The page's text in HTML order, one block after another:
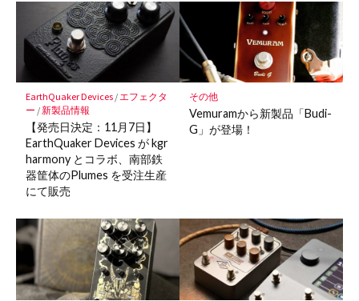
マ
ー
ク
に
保
存
EarthQuaker Devices/ エフェクタ
ー /新製品情報
【発売日決定：11月7日】
EarthQuaker Devices が kgr
harmony とコラボ、南部鉄
器筐体のPlumes を受注生産
にて販売
その他
Vemuramから新製品「Budi-
G」が登場！